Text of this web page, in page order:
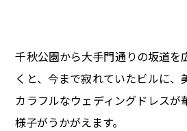
千秋公園から大手門通りの坂道を
くと、今まで寂れていたビルに、
カラフルなウェディングドレスが
様子がうかがえます。